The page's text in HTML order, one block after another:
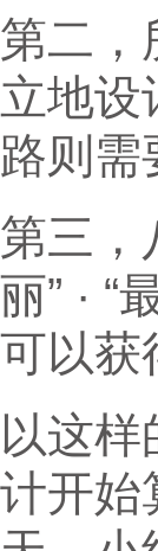
第二，
立地设
路则需
第三，
丽” · “
可以获
以这样
计开始